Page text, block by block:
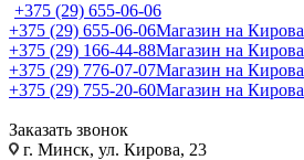
+375 (29) 655-06-06
+375 (29) 655-06-06Магазин на Кирова
+375 (29) 166-44-88Магазин на Кирова
+375 (29) 776-07-07Магазин на Кирова
+375 (29) 755-20-60Магазин на Кирова
Заказать звонок
г. Минск, ул. Кирова, 23